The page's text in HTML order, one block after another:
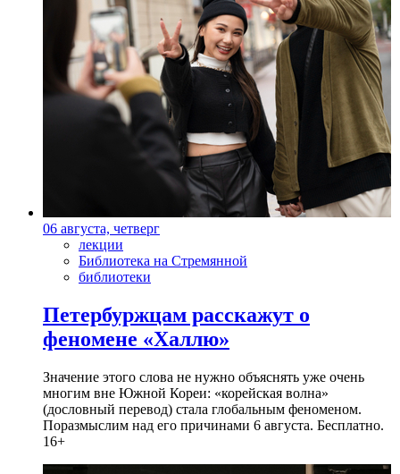
06 августа, четверг
лекции
Библиотека на Стремянной
библиотеки
Петербуржцам расскажут о
феномене «Халлю»
Значение этого слова не нужно объяснять уже очень
многим вне Южной Кореи: «корейская волна»
(дословный перевод) стала глобальным феноменом.
Поразмыслим над его причинами 6 августа. Бесплатно.
16+